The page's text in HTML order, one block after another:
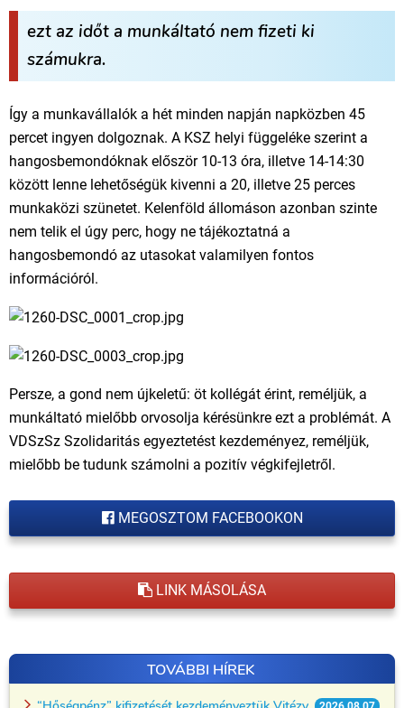
ezt az időt a munkáltató nem fizeti ki
számukra.
Így a munkavállalók a hét minden napján napközben 45
percet ingyen dolgoznak. A KSZ helyi függeléke szerint a
hangosbemondóknak először 10-13 óra, illetve 14-14:30
között lenne lehetőségük kivenni a 20, illetve 25 perces
munkaközi szünetet. Kelenföld állomáson azonban szinte
nem telik el úgy perc, hogy ne tájékoztatná a
hangosbemondó az utasokat valamilyen fontos
információról.
Persze, a gond nem újkeletű: öt kollégát érint, reméljük, a
munkáltató mielőbb orvosolja kérésünkre ezt a problémát. A
VDSzSz Szolidaritás egyeztetést kezdeményez, reméljük,
mielőbb be tudunk számolni a pozitív végkifejletről.
MEGOSZTOM FACEBOOKON
LINK MÁSOLÁSA
TOVÁBBI HÍREK